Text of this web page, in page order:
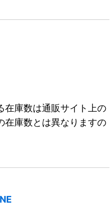
在庫数は通販サイト上の
在庫数とは異なりますの